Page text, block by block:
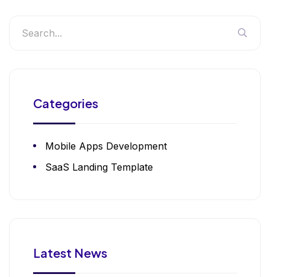
Categories
Mobile Apps Development
SaaS Landing Template
Latest News